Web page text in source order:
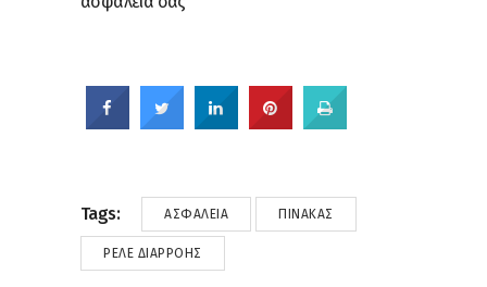
Tags: ΑΣΦΆΛΕΙΑ ΠΊΝΑΚΑΣ
ΡΕΛΈ ΔΙΑΡΡΟΉΣ